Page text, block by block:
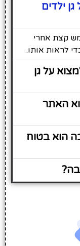
ילדים
קצת אחרי
לראות אותו.
על גן
האתר
הוא בטוח